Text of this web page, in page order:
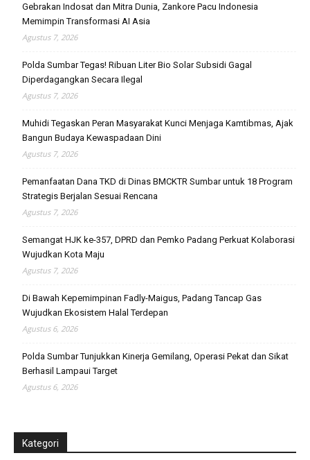
Gebrakan Indosat dan Mitra Dunia, Zankore Pacu Indonesia
Memimpin Transformasi AI Asia
Agustus 7, 2026
Polda Sumbar Tegas! Ribuan Liter Bio Solar Subsidi Gagal
Diperdagangkan Secara Ilegal
Agustus 7, 2026
Muhidi Tegaskan Peran Masyarakat Kunci Menjaga Kamtibmas, Ajak
Bangun Budaya Kewaspadaan Dini
Agustus 7, 2026
Pemanfaatan Dana TKD di Dinas BMCKTR Sumbar untuk 18 Program
Strategis Berjalan Sesuai Rencana
Agustus 7, 2026
Semangat HJK ke-357, DPRD dan Pemko Padang Perkuat Kolaborasi
Wujudkan Kota Maju
Agustus 7, 2026
Di Bawah Kepemimpinan Fadly-Maigus, Padang Tancap Gas
Wujudkan Ekosistem Halal Terdepan
Agustus 6, 2026
Polda Sumbar Tunjukkan Kinerja Gemilang, Operasi Pekat dan Sikat
Berhasil Lampaui Target
Agustus 6, 2026
Kategori